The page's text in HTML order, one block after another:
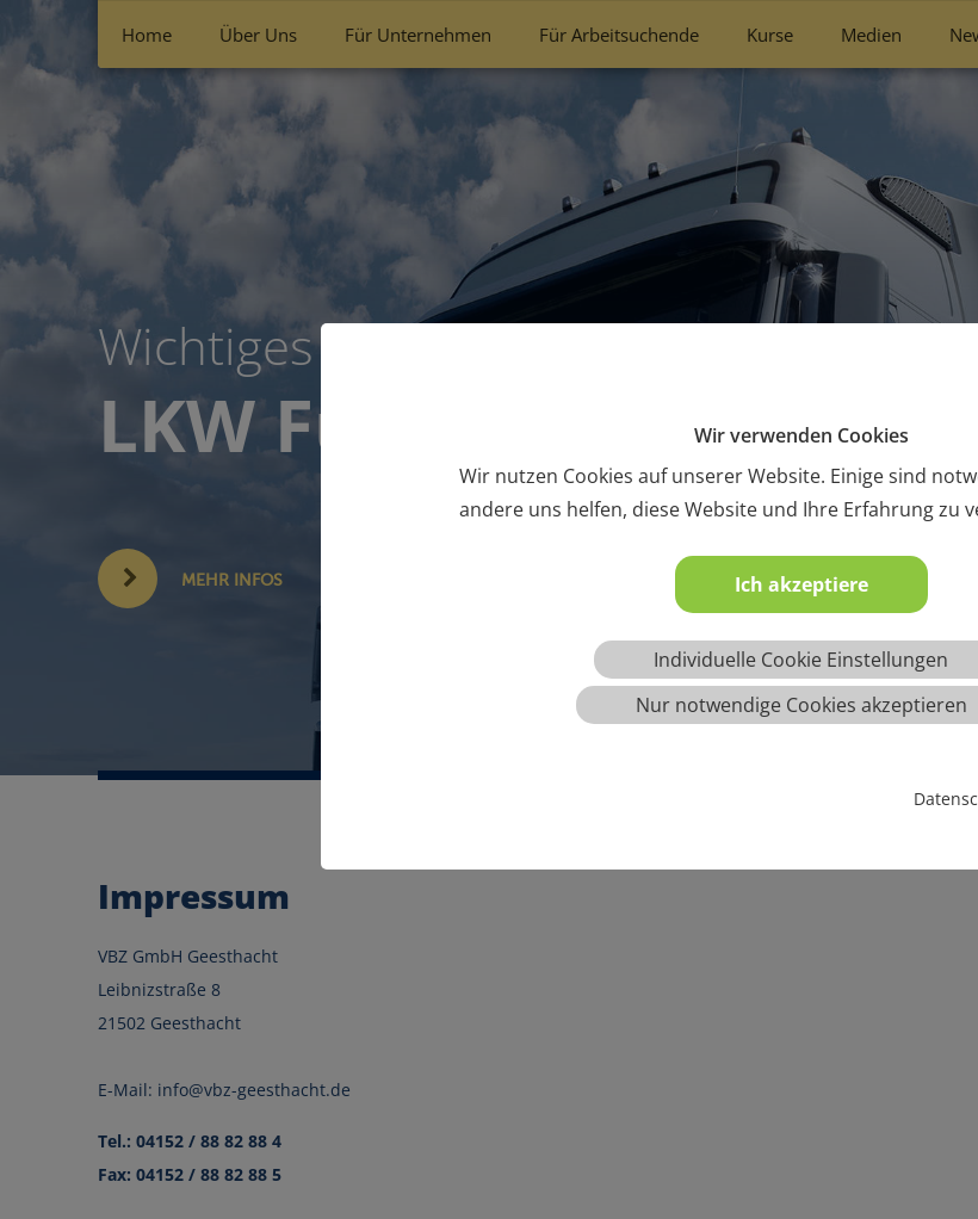
Wir verwenden Cookies
Wir nutzen Cookies auf unserer Website. Einige sind
andere uns helfen, diese Website und Ihre Erfahrung zu
Ich akzeptiere
Individuelle Cookie Einstellungen
Nur notwendige Cookies akzeptieren
Home Über Uns Für Unternehmen Für Arbeitsuchende Kurse Medien
Wichtiges Fachwissen für eine
LKW Führerschein
MEHR INFOS
… mit uns richtig elektrisch fahren.
Impressum
VBZ GmbH Geesthacht
Leibnizstraße 8
21502 Geesthacht
E-Mail: info@vbz-geesthacht.de
Tel.: 04152 / 88 82 88 4
Fax: 04152 / 88 82 88 5